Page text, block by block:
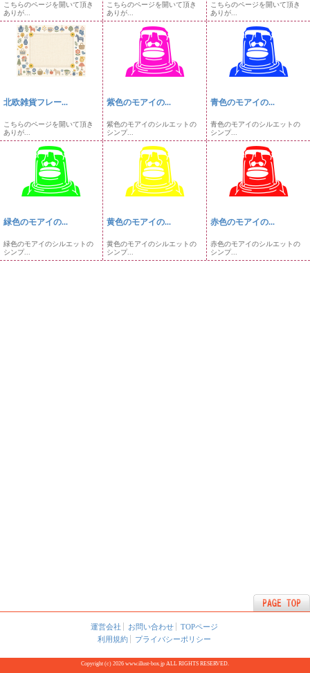
こちらのページを開いて頂き
ありが...
こちらのページを開いて頂き
ありが...
こちらのページを開いて頂き
ありが...
北欧雑貨フレー...
こちらのページを開いて頂き
ありが...
紫色のモアイの...
紫色のモアイのシルエットの
シンプ...
青色のモアイの...
青色のモアイのシルエットの
シンプ...
緑色のモアイの...
緑色のモアイのシルエットの
シンプ...
黄色のモアイの...
黄色のモアイのシルエットの
シンプ...
赤色のモアイの...
赤色のモアイのシルエットの
シンプ...
運営会社 お問い合わせ
TOPページ
利用規約
プライバシーポリシー
Copyright (c) 2026 www.illust-box.jp ALL RIGHTS RESERVED.